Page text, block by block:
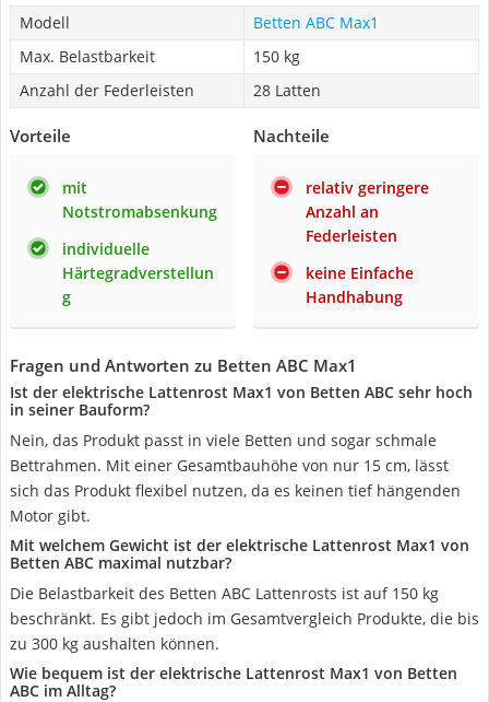
Modell
Betten ABC Max1
Max. Belastbarkeit
150 kg
Anzahl der Federleisten
28 Latten
Vorteile
mit
Notstromabsenkung
individuelle
Härtegradverstellun
g
Nachteile
relativ geringere
Anzahl an
Federleisten
keine Einfache
Handhabung
Fragen und Antworten zu Betten ABC Max1
Ist der elektrische Lattenrost Max1 von Betten ABC sehr hoch
in seiner Bauform?
Nein, das Produkt passt in viele Betten und sogar schmale
Bettrahmen. Mit einer Gesamtbauhöhe von nur 15 cm, lässt
sich das Produkt flexibel nutzen, da es keinen tief hängenden
Motor gibt.
Mit welchem Gewicht ist der elektrische Lattenrost Max1 von
Betten ABC maximal nutzbar?
Die Belastbarkeit des Betten ABC Lattenrosts ist auf 150 kg
beschränkt. Es gibt jedoch im Gesamtvergleich Produkte, die bis
zu 300 kg aushalten können.
Wie bequem ist der elektrische Lattenrost Max1 von Betten
ABC im Alltag?